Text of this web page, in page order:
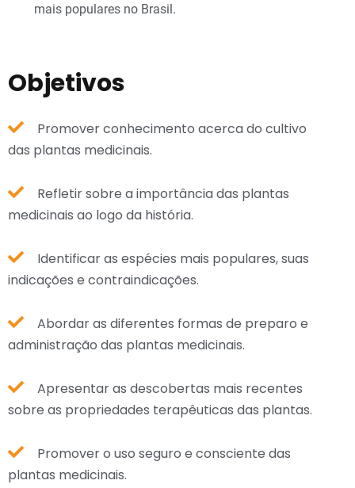
mais populares no Brasil.
Objetivos
Promover conhecimento acerca do cultivo
das plantas medicinais.
Refletir sobre a importância das plantas
medicinais ao logo da história.
Identificar as espécies mais populares, suas
indicações e contraindicações.
Abordar as diferentes formas de preparo e
administração das plantas medicinais.
Apresentar as descobertas mais recentes
sobre as propriedades terapêuticas das plantas.
Promover o uso seguro e consciente das
plantas medicinais.